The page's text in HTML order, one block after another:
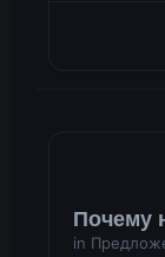
Почему
in